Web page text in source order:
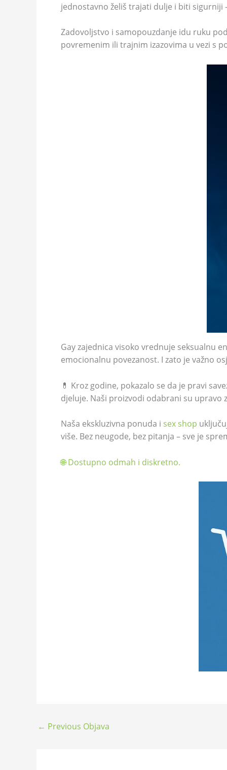
jednostavno želiš trajati dulje i biti sigurniji
Zadovoljstvo i samopouzdanje idu ruku
povremenim ili trajnim izazovima u vezi s
Gay zajednica visoko vrednuje seksualnu
emocionalnu povezanost. I zato je važno
💊 Kroz godine, pokazalo se da je pravi
djeluje. Naši proizvodi odabrani su
Naša ekskluzivna ponuda i sex shop
više. Bez neugode, bez pitanja – sve je
🌐 Dostupno odmah i diskretno.
← Previous Objava